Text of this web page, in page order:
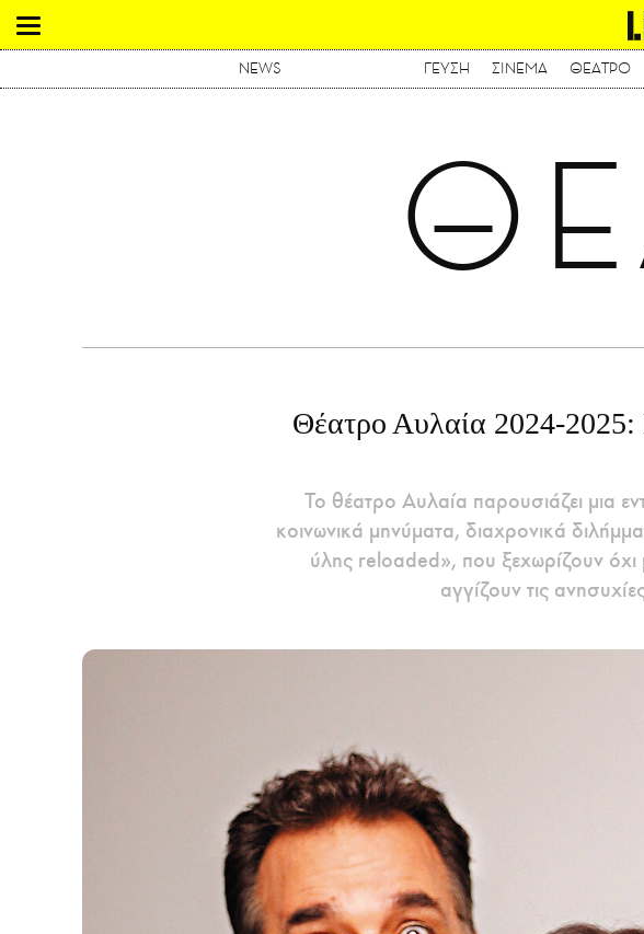
NEWS ΓΕΥΣΗ ΣΙΝΕΜΑ ΘΕΑΤΡΟ
Θέατρο Αυλαία 2024-2025:
Το θέατρο Αυλαία παρουσιάζει μια
κοινωνικά μηνύματα, διαχρονικά
ύλης reloaded», που ξεχωρίζουν όχι
αγγίζουν τις